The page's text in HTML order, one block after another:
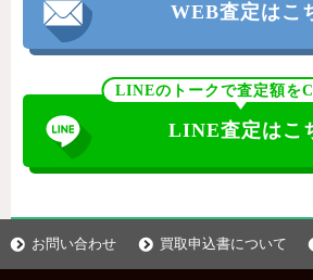
WEB査定はこ
LINEのトークで査定額を
LINE査定はこ
お問い合わせ 買取申込書について